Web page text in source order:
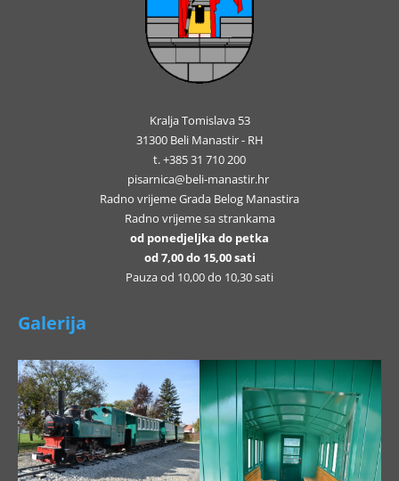
Kralja Tomislava 53
31300 Beli Manastir - RH
t. +385 31 710 200
pisarnica@beli-manastir.hr
Radno vrijeme Grada Belog Manastira
Radno vrijeme sa strankama
od ponedjeljka do petka
od 7,00 do 15,00 sati
Pauza od 10,00 do 10,30 sati
Galerija